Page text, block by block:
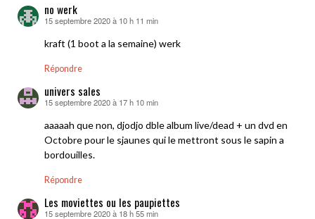
no werk
dit :
15 septembre 2020 à 10 h 11 min
kraft (1 boot a la semaine) werk
Répondre
univers sales
dit :
15 septembre 2020 à 17 h 10 min
aaaaah que non, djodjo dble album live/dead + un dvd en
Octobre pour le sjaunes qui le mettront sous le sapin a
bordouilles.
Répondre
Les moviettes ou les paupiettes
dit :
15 septembre 2020 à 18 h 55 min